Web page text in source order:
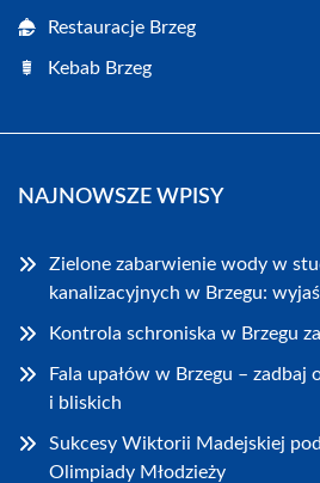
Restauracje Brzeg
Kebab Brzeg
NAJNOWSZE WPISY
Zielone zabarwienie wody w
kanalizacyjnych w Brzegu:
Kontrola schroniska w Brzegu
Fala upałów w Brzegu –
i bliskich
Sukcesy Wiktorii Madejskiej
Olimpiady Młodzieży